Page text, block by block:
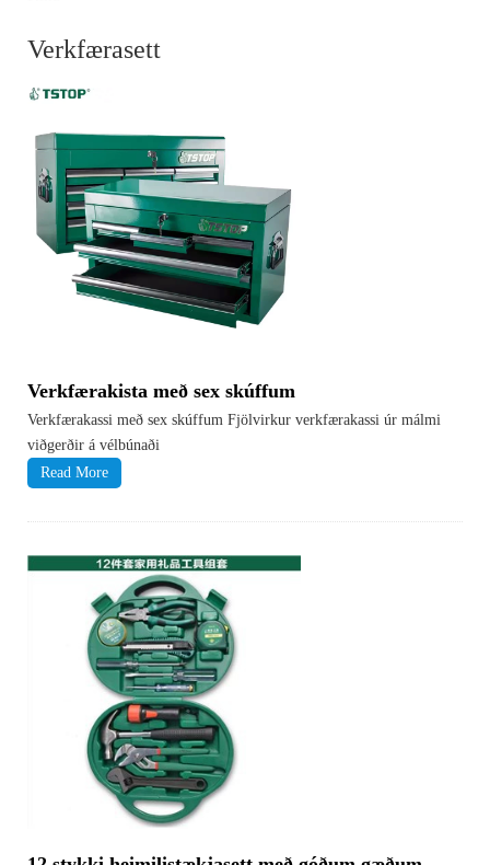
Verkfærasett
Verkfærakista með sex skúffum
Verkfærakassi með sex skúffum Fjölvirkur verkfærakassi úr málmi
viðgerðir á vélbúnaði
Read More